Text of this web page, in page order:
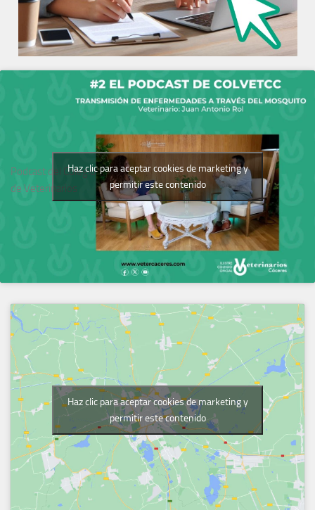
Podcast del Colegio
de Veterinarios
Haz clic para aceptar cookies de marketing y
permitir este contenido
Haz clic para aceptar cookies de marketing y
permitir este contenido